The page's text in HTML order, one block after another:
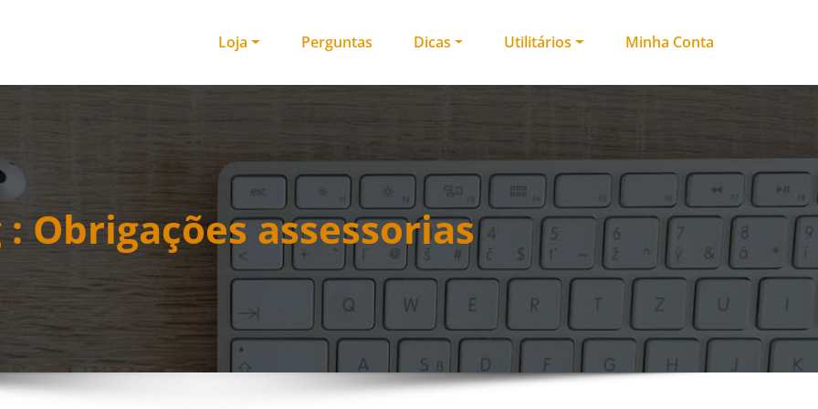
Loja Perguntas Dicas Utilitários Minha Conta
: Obrigações assessorias